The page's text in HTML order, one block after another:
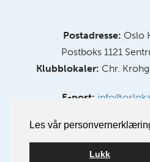
Les vår
Lukk
Postadresse: Oslo
Postboks 1121
Klubblokaler: Chr.
E-post: